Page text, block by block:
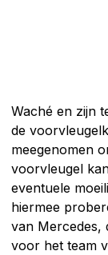
Waché en zijn
de
meegenomen
voorvleugel
eventuele
hiermee
van Mercedes,
voor het team